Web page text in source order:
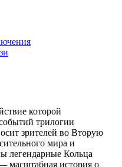
которой
трилогии
зрителей во Вторую
мира и
легендарные Кольца
масштабная история о